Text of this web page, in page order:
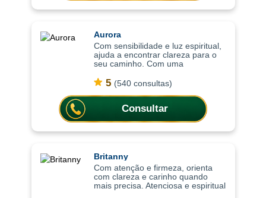
Aurora
Com sensibilidade e luz espiritual,
ajuda a encontrar clareza para o
seu caminho. Com uma
consultas ajudam a compreender
situações, trazer mais leveza
emocional
5 (540 consultas)
Consultar
Britanny
Com atenção e firmeza, orienta
com clareza e carinho quando
mais precisa. Atenciosa e espiritual